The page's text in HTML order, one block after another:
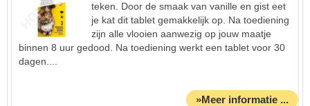
teken. Door de smaak van vanille en gist eet
je kat dit tablet gemakkelijk op. Na toediening
zijn alle vlooien aanwezig op jouw maatje
binnen 8 uur gedood. Na toediening werkt een tablet voor 30
dagen....
»Meer informatie ...